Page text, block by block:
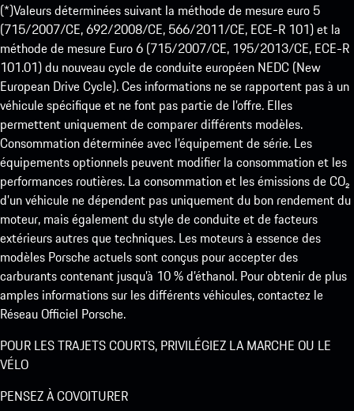
(*)Valeurs déterminées suivant la méthode de mesure euro 5
(715/2007/CE, 692/2008/CE, 566/2011/CE, ECE-R 101) et la
méthode de mesure Euro 6 (715/2007/CE, 195/2013/CE, ECE-R
101.01) du nouveau cycle de conduite européen NEDC (New
European Drive Cycle). Ces informations ne se rapportent pas à un
véhicule spécifique et ne font pas partie de l’offre. Elles
permettent uniquement de comparer différents modèles.
Consommation déterminée avec l’équipement de série. Les
équipements optionnels peuvent modifier la consommation et les
performances routières. La consommation et les émissions de CO₂
d’un véhicule ne dépendent pas uniquement du bon rendement du
moteur, mais également du style de conduite et de facteurs
extérieurs autres que techniques. Les moteurs à essence des
modèles Porsche actuels sont conçus pour accepter des
carburants contenant jusqu’à 10 % d’éthanol. Pour obtenir de plus
amples informations sur les différents véhicules, contactez le
Réseau Officiel Porsche.
POUR LES TRAJETS COURTS, PRIVILÉGIEZ LA MARCHE OU LE
VÉLO
PENSEZ À COVOITURER